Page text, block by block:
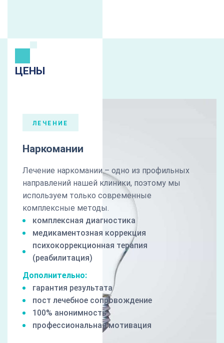
ЦЕНЫ
ЛЕЧЕНИЕ
Наркомании
Лечение наркомании – одно из профильных
направлений нашей клиники, поэтому мы
используем только современные
комплексные методы.
комплексная диагностика
медикаментозная коррекция
психокоррекционная терапия
(реабилитация)
Дополнительно:
гарантия результата
пост лечебное сопровождение
100% анонимность
профессиональная мотивация